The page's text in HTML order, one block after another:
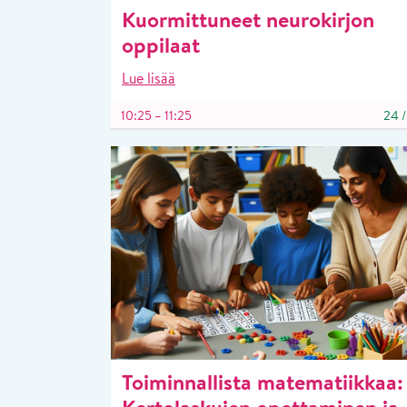
Kuormittuneet neurokirjon
oppilaat
Lue lisää
10:25 – 11:25 24
Toiminnallista matematiikkaa: